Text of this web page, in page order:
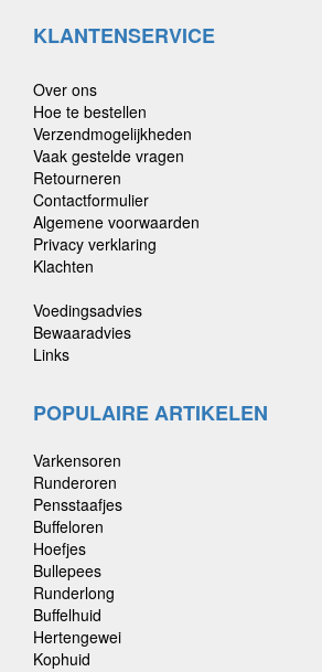
KLANTENSERVICE
Over ons
Hoe te bestellen
Verzendmogelijkheden
Vaak gestelde vragen
Retourneren
Contactformulier
Algemene voorwaarden
Privacy verklaring
Klachten
Voedingsadvies
Bewaaradvies
Links
POPULAIRE ARTIKELEN
Varkensoren
Runderoren
Pensstaafjes
Buffeloren
Hoefjes
Bullepees
Runderlong
Buffelhuid
Hertengewei
Kophuid